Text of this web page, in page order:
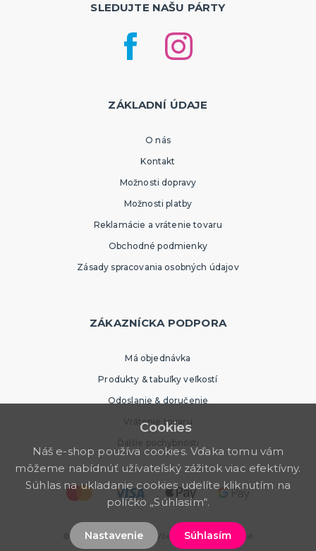
SLEDUJTE NAŠU PÁRTY
ZÁKLADNÍ ÚDAJE
O nás
Kontakt
Možnosti dopravy
Možnosti platby
Reklamácie a vrátenie tovaru
Obchodné podmienky
Zásady spracovania osobných údajov
ZÁKAZNÍCKA PODPORA
Má objednávka
Produkty & tabuľky veľkostí
Odoslanie & doručenie
Vrátenie tovaru
Ďalšie pochybnosti
© 2026 PartyWorld SK. Všetky práva vyhradené
Cookies
Náš e-shop používa cookies. Vďaka tomu vám
môžeme nabídnúť užívateľský zážitok viac efektívny.
Súhlas na ukladanie cookies udelíte kliknutím na
políčko „Súhlasím“.
Nastavenie Súhlasím